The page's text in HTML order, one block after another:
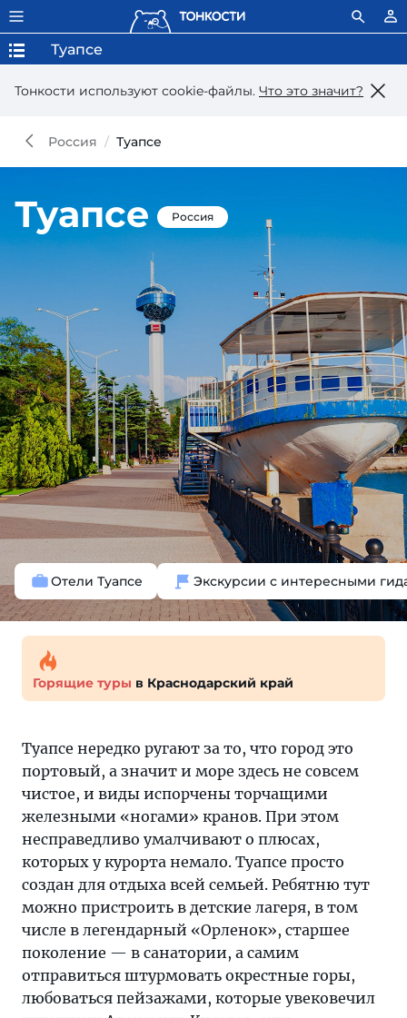
Тонкости используют сookie-файлы. Что это значит?
Туапсе
Россия Туапсе
Туапсе Россия
Отели Туапсе Экскурсии с интересными
Горящие туры в Краснодарский край
Туапсе нередко ругают за то, что город это
портовый, а значит и море здесь не совсем
чистое, и виды испорчены торчащими
железными «ногами» кранов. При этом
несправедливо умалчивают о плюсах,
которых у курорта немало. Туапсе просто
создан для отдыха всей семьей. Ребятню тут
можно пристроить в детские лагеря, в том
числе в легендарный «Орленок», старшее
поколение — в санатории, а самим
отправиться штурмовать окрестные горы,
любоваться пейзажами, которые увековечил